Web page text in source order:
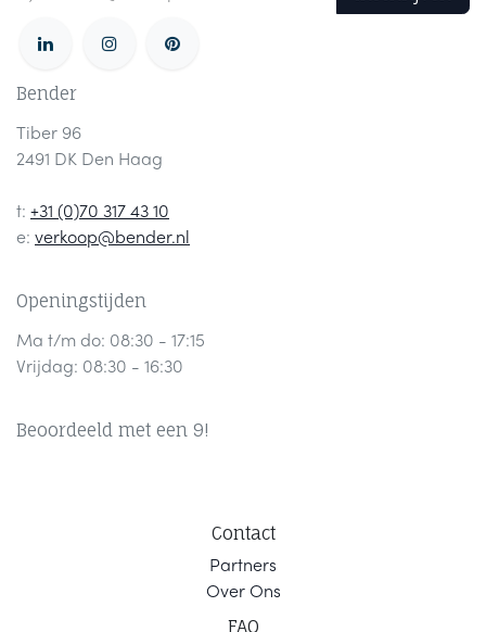
Bender
Tiber 96
2491 DK Den Haag
t: +31 (0)70 317 43 10
e: verkoop@bender.nl
Openingstijden
Ma t/m do: 08:30 - 17:15
Vrijdag: 08:30 - 16:30
Beoordeeld met een 9!
Contact
Partners
Over Ons
FAQ